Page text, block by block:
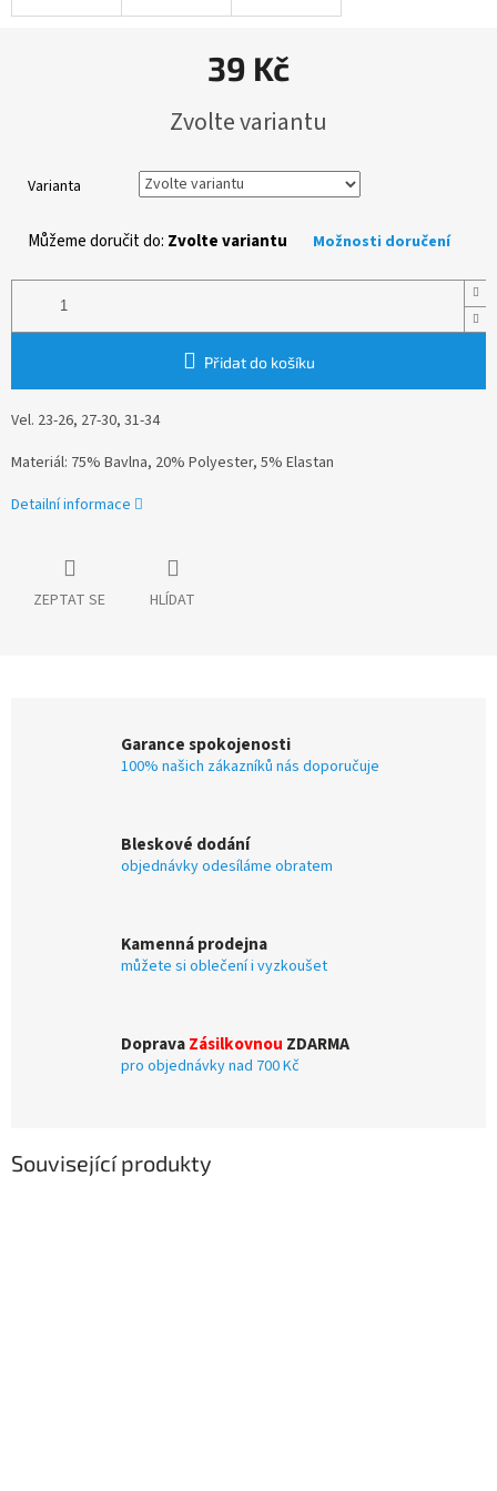
39 Kč
cena:
Zvolte variantu
Varianta
Můžeme doručit do: Zvolte variantu Možnosti doručení
Přidat do košíku
Vel. 23-26, 27-30, 31-34
Materiál: 75% Bavlna, 20% Polyester, 5% Elastan
Detailní informace
ZEPTAT SE HLÍDAT
Garance spokojenosti
100% našich zákazníků nás doporučuje
Bleskové dodání
objednávky odesíláme obratem
Kamenná prodejna
můžete si oblečení i vyzkoušet
DopravaZásilkovnou ZDARMA
pro objednávky nad 700 Kč
Související produkty